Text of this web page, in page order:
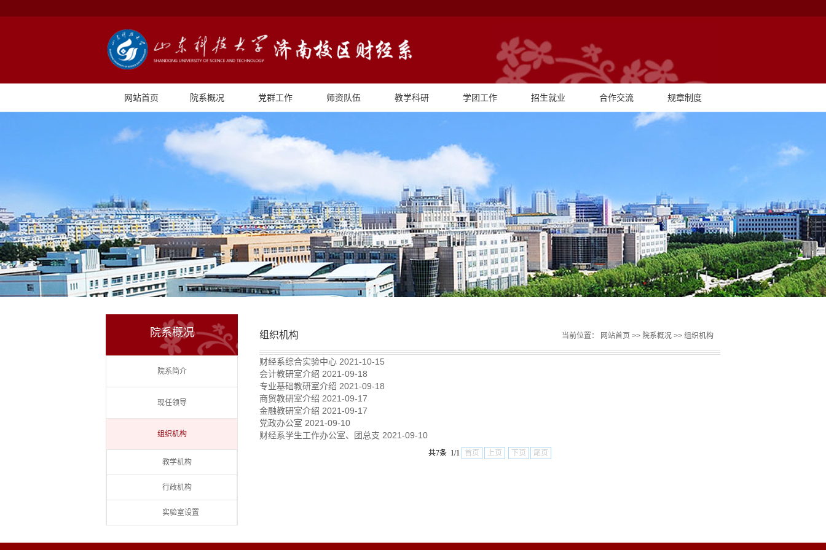
网站首页 院系概况 党群工作 师资队伍 教学科研 学团工作 招生就业 合作交流 规章制度
院系概况
院系简介
现任领导
组织机构
教学机构
行政机构
实验室设置
组织机构 当前位置： 网站首页 >> 院系概况 >> 组织机构
财经系综合实验中心 2021-10-15
会计教研室介绍 2021-09-18
专业基础教研室介绍 2021-09-18
商贸教研室介绍 2021-09-17
金融教研室介绍 2021-09-17
党政办公室 2021-09-10
财经系学生工作办公室、团总支 2021-09-10
共7条 1/1 首页 上页 下页 尾页